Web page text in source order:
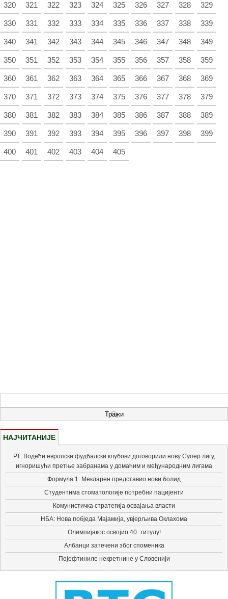
320 321 322 323 324 325 326 327 328 329
330 331 332 333 334 335 336 337 338 339
340 341 342 343 344 345 346 347 348 349
350 351 352 353 354 355 356 357 358 359
360 361 362 363 364 365 366 367 368 369
370 371 372 373 374 375 376 377 378 379
380 381 382 383 384 385 386 387 388 389
390 391 392 393 394 395 396 397 398 399
400 401 402 403 404 405
НАЈЧИТАНИЈЕ
РТ: Водећи европски фудбалски клубови договорили нову Супер лигу,
игноришући претње забранама у домаћим и међународним лигама
Формула 1: Мекларен представио нови болид
Студентима стоматологије потребни пацијенти
Комунистичка стратегија освајања власти
НБА: Нова побједа Мајамија, увјерљива Оклахома
Олимпијакос освојио 40. титулу!
Албанци затечени због споменика
Појефтиниле некретнине у Словенији